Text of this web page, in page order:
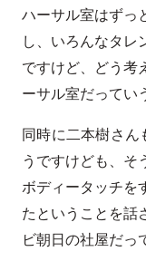
ハーサル室はずっ
し、いろんなタレ
ですけど、どう考
ーサル室だってい
同時に二本樹さ
うですけども、そ
ボディータッチを
たということを話
ビ朝日の社屋だっ